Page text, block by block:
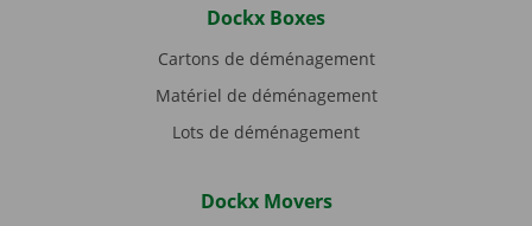
Dockx Boxes
Cartons de déménagement
Matériel de déménagement
Lots de déménagement
Dockx Movers